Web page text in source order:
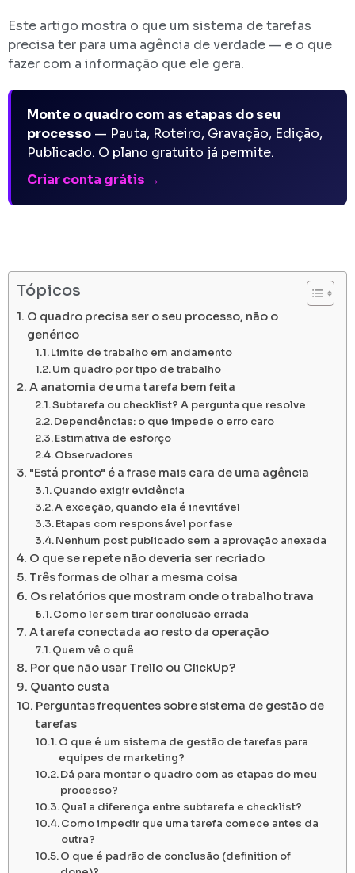
Este artigo mostra o que um sistema de tarefas
precisa ter para uma agência de verdade — e o que
fazer com a informação que ele gera.
Monte o quadro com as etapas do seu
processo — Pauta, Roteiro, Gravação, Edição,
Publicado. O plano gratuito já permite.
Criar conta grátis →
Tópicos
O quadro precisa ser o seu processo, não o
genérico
Limite de trabalho em andamento
Um quadro por tipo de trabalho
A anatomia de uma tarefa bem feita
Subtarefa ou checklist? A pergunta que resolve
Dependências: o que impede o erro caro
Estimativa de esforço
Observadores
"Está pronto" é a frase mais cara de uma agência
Quando exigir evidência
A exceção, quando ela é inevitável
Etapas com responsável por fase
Nenhum post publicado sem a aprovação anexada
O que se repete não deveria ser recriado
Três formas de olhar a mesma coisa
Os relatórios que mostram onde o trabalho trava
Como ler sem tirar conclusão errada
A tarefa conectada ao resto da operação
Quem vê o quê
Por que não usar Trello ou ClickUp?
Quanto custa
Perguntas frequentes sobre sistema de gestão de
tarefas
O que é um sistema de gestão de tarefas para
equipes de marketing?
Dá para montar o quadro com as etapas do meu
processo?
Qual a diferença entre subtarefa e checklist?
Como impedir que uma tarefa comece antes da
outra?
O que é padrão de conclusão (definition of